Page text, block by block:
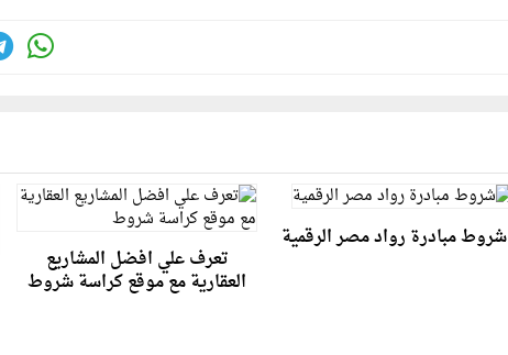
شروط مبادرة رواد مصر الرقمية
تعرف علي افضل المشاريع
العقارية مع موقع كراسة شروط